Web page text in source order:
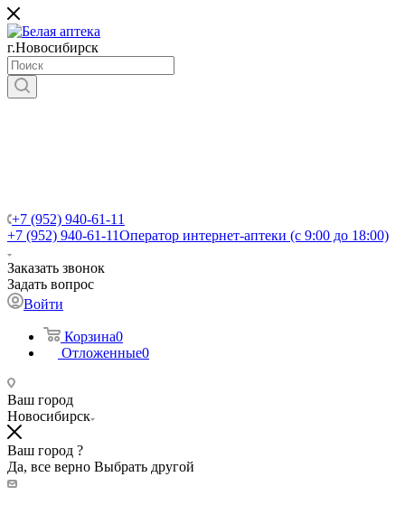
г.Новосибирск
+7 (952) 940-61-11
+7 (952) 940-61-11Оператор интернет-аптеки (с 9:00 до 18:00)
Заказать звонок
Задать вопрос
Войти
Корзина0
Отложенные0
Ваш город
Новосибирск
Ваш город ?
Да, все верно Выбрать другой